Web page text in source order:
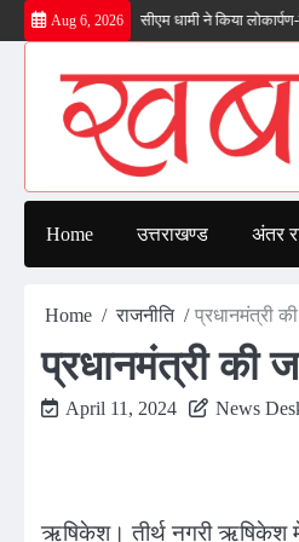
Skip
to
Aug 6, 2026
सौगात, सीएम धामी ने किया लोकार्पण-शिलान्यास.
Home उत्तराखण्ड अंतर
Home राजनीति प्रधानमंत्री
प्रधानमंत्री की
April 11, 2024 News
ऋषिकेश। तीर्थ नगरी ऋषिकेश में